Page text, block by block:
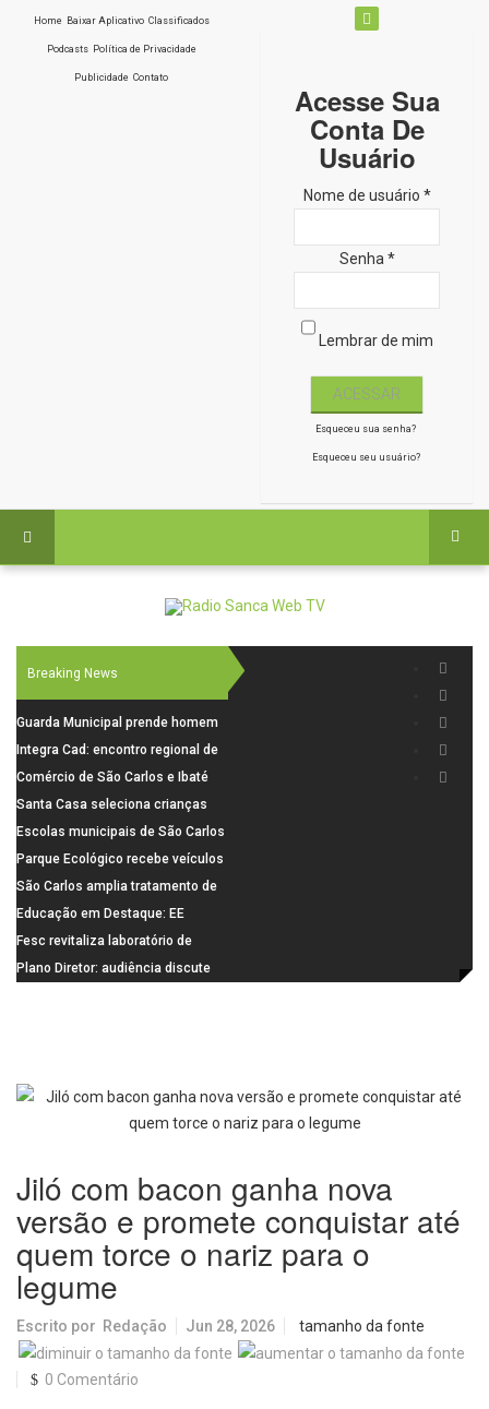
Home Baixar Aplicativo Classificados
Podcasts Política de Privacidade
Publicidade Contato
Acesse Sua
Conta De
Usuário
Nome de usuário *
Senha *
Lembrar de mim
Esqueceu sua senha?
Esqueceu seu usuário?
Breaking News
Guarda Municipal prende homem
por tentativa de furto em CEMEI
após cerco em São Carlos
Integra Cad: encontro regional de
segurança púbica será realizado
dia 10 de agosto em São Carlos
Comércio de São Carlos e Ibaté
terá horário especial para o dia
dos Pais
Santa Casa seleciona crianças
para pesquisa sobre dor de
crescimento
Escolas municipais de São Carlos
superam média Nacional do IDEB
Parque Ecológico recebe veículos
elétricos e moderniza rotina de
manejo dos animais
São Carlos amplia tratamento de
resíduos de saúde com autoclave
de última geração
Educação em Destaque: EE
Visconde da Cunha Bueno, em
Santa Eudóxia, alcança nota 7,8
Fesc revitaliza laboratório de
informática da Emeb Ulysses
Plano Diretor: audiência discute
Jiló com bacon ganha nova
versão e promete conquistar até
quem torce o nariz para o
legume
Escrito por Redação Jun 28, 2026 tamanho da fonte
0 Comentário